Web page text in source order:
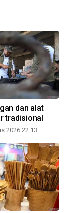
dan alat
tradisional
2026 22:13